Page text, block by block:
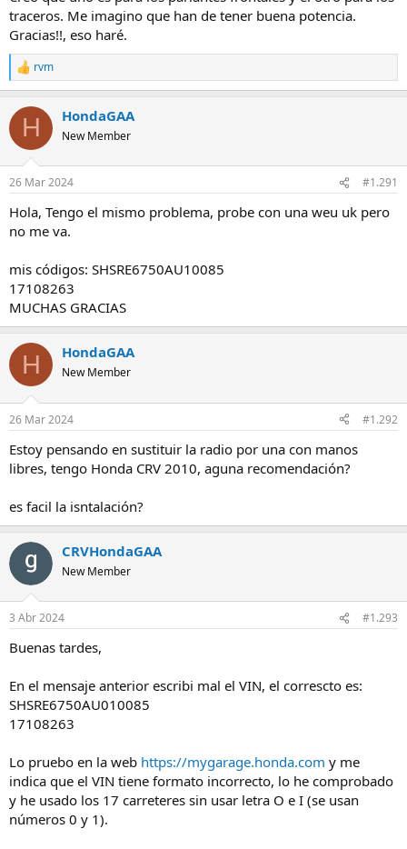
traceros. Me imagino que han de tener buena potencia.
Gracias!!, eso haré.
R
e
c
i
e
:
rvm
H HondaGAA
New Member
26 Mar 2024 #1.291
Hola, Tengo el mismo problema, probe con una weu uk pero
no me va.
mis códigos: SHSRE6750AU10085
17108263
MUCHAS GRACIAS
H HondaGAA
New Member
26 Mar 2024 #1.292
Estoy pensando en sustituir la radio por una con manos
libres, tengo Honda CRV 2010, aguna recomendación?
es facil la isntalación?
CRVHondaGAA
New Member
3 Abr 2024 #1.293
Buenas tardes,
En el mensaje anterior escribi mal el VIN, el correscto es:
SHSRE6750AU010085
17108263
Lo pruebo en la web https://mygarage.honda.com y me
indica que el VIN tiene formato incorrecto, lo he comprobado
y he usado los 17 carreteres sin usar letra O e I (se usan
números 0 y 1).